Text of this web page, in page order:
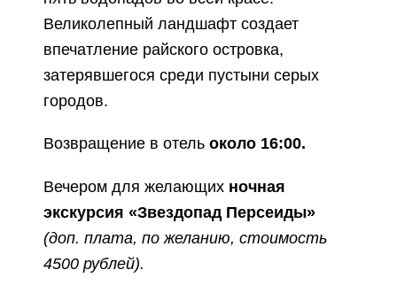
Великолепный ландшафт создает
впечатление райского островка,
затерявшегося среди пустыни серых
городов.
Возвращение в отель около 16:00.
Вечером для желающих ночная
экскурсия «Звездопад Персеиды»
(доп. плата, по желанию, стоимость
4500 рублей).